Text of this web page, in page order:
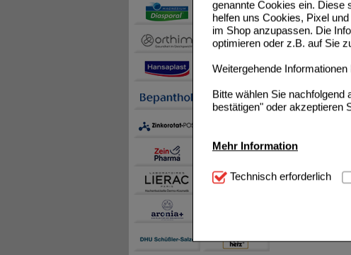
genannte Cookies ein. Diese
helfen uns Cookies, Pixel
im Shop anzupassen. Die
optimieren oder z.B. auf Sie
Weitergehende
Bitte wählen Sie
bestätigen" oder akzeptieren
Mehr Information
Technisch Notwendig:
notwendig sind (z.B.
Diese Cookies
beispielsweise für die
Inhalte anzuzeigen und
Technisch erforderlich